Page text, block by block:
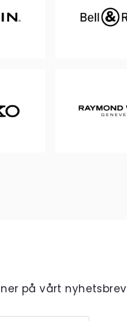
på vårt nyhetsbrev